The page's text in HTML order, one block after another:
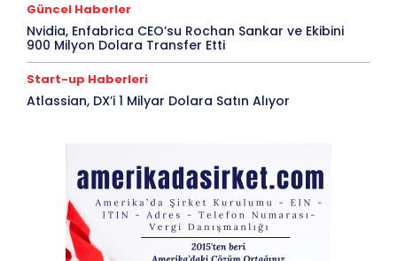
Güncel Haberler
Nvidia, Enfabrica CEO’su Rochan Sankar ve Ekibini
900 Milyon Dolara Transfer Etti
Start-up Haberleri
Atlassian, DX’i 1 Milyar Dolara Satın Alıyor